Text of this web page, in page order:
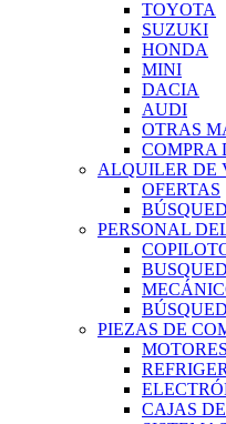
TOYOTA
SUZUKI
HONDA
MINI
DACIA
AUDI
OTRAS
COMPRA
ALQUILER DE
OFERTAS
PERSONAL
PIEZAS DE
MOTORES
CAJAS